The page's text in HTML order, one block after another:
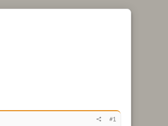
#1